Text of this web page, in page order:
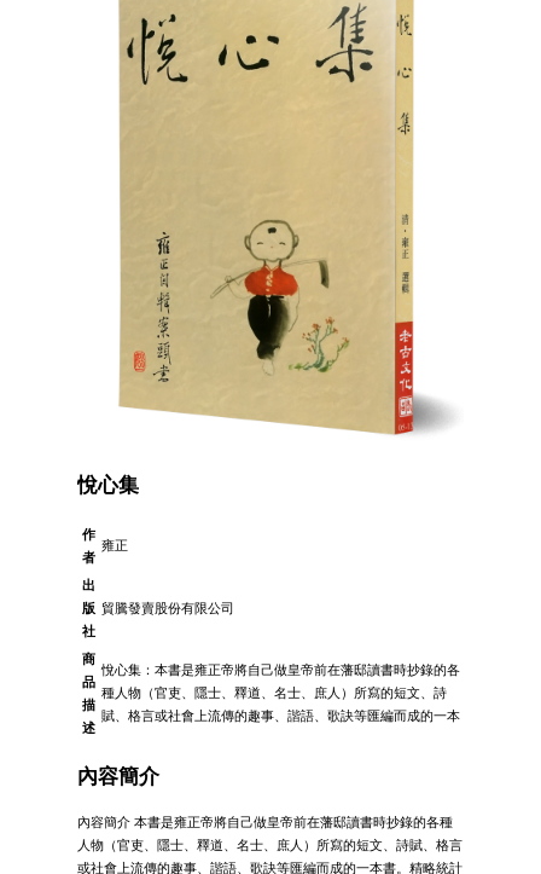
悅心集
作
者
雍正
出
版
社
貿騰發賣股份有限公司
商
品
描
述
悅心集：本書是雍正帝將自己做皇帝前在藩邸讀書時抄錄的各
種人物（官吏、隱士、釋道、名士、庶人）所寫的短文、詩
賦、格言或社會上流傳的趣事、諧語、歌訣等匯編而成的一本
內容簡介
內容簡介 本書是雍正帝將自己做皇帝前在藩邸讀書時抄錄的各種
人物（官吏、隱士、釋道、名士、庶人）所寫的短文、詩賦、格言
或社會上流傳的趣事、諧語、歌訣等匯編而成的一本書。精略統計